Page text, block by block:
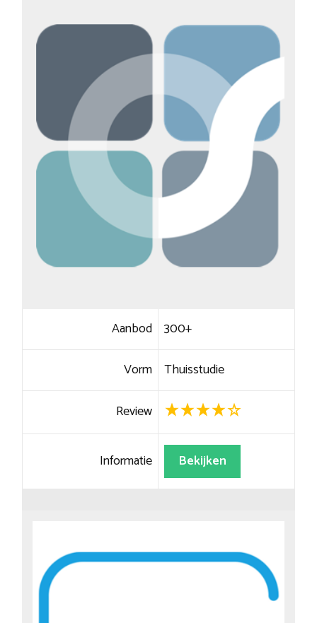
Aanbod 300+
Vorm Thuisstudie
Review
Informatie Bekijken